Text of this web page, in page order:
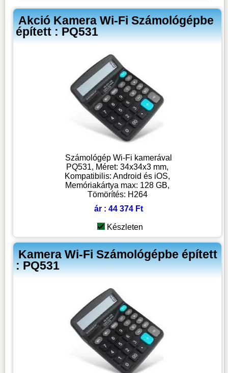
Akció Kamera Wi-Fi Számológépbe
épített : PQ531
Számológép Wi-Fi kamerával
PQ531, Méret: 34x34x3 mm,
Kompatibilis: Android és iOS,
Memóriakártya max: 128 GB,
Tömörítés: H264
ár : 44 374 Ft
Készleten
Kamera Wi-Fi Számológépbe épített
: PQ531